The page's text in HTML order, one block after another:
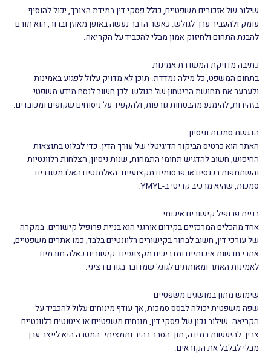
שילוב של אזכורים משפטיים, כולל פסקי דין במידת הצורך, יכול להוסיף
עומק ולהעביר ערך לגולש. כאשר הדבר נעשה באופן מאוזן וברור, הוא תורם
להבנת התחום ולחיזוק אמון מבלי להכביד על הקריאה.
כתיבה מדויקת המשדרת אמינות
בתחום המשפט, כל מילה נמדדת. תוכן לא מדויק עלול לפגוע באמינות
ולערער את תחושת הביטחון של הגולש. לכן חשוב לנסח מידע משפטי
בזהירות, להימנע מהבטחות גורפות, ולהקפיד על ניסוחים שקופים ומכובדים.
הדגשת סמכות וניסיון
האתר הוא כרטיס הביקור הדיגיטלי של עורך הדין. כדי לבלוט בתוצאות
החיפוש, חשוב להדגיש תחומי התמחות, שנות ניסיון, הצלחות רלוונטיות
והשתתפות בכנסים או פרסומים מקצועיים. האלמנטים האלו משדרים
סמכות, שהיא מרכיב קריטי ב-YMYL.
בניית פרופיל קישורים איכותי
אחד מהכלים המרכזיים בקידום אורגני הוא בניית פרופיל קישורים. במקרה
של עורכי דין, חשוב לבחור בקישורים רלוונטיים בלבד, כמו אתרים משפטיים,
אתרי חדשות איכותיים ומדריכים מקצועיים. קישורים כאלה תורמים
לאמינות האתר ומאותתים לגוגל שמדובר בגורם רציני.
שימוש מתון במושגים משפטיים
שפה משפטית יכולה לבסס סמכות, אך עודף מינוחים עלול להכביד על
הקריאה. שילוב נכון של פסקי דין, מונחים משפטיים או ציטוטים רלוונטיים
צריך להיעשות במידה, תוך הסבר בהיר ותמציתי. המטרה היא לייצר ערך
מבלי לבלבל את הקוראים.